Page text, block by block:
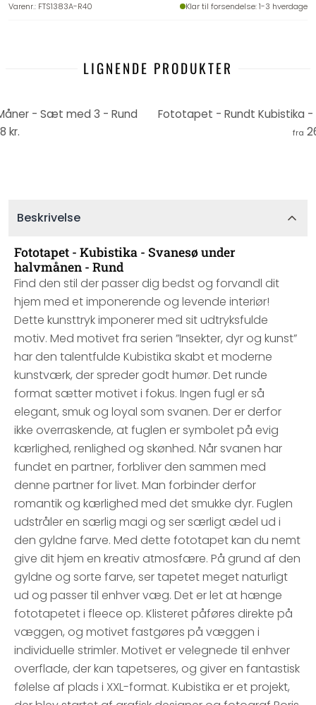
Varenr.: FTS1383A-R40 Klar til forsendelse: 1-3 hverdage
LIGNENDE PRODUKTER
- Sæt med 3 - Rund
kr.
fra
Beskrivelse
Fototapet - Kubistika - Svanesø under
halvmånen - Rund
Find den stil der passer dig bedst og forvandl dit
hjem med et imponerende og levende interiør!
Dette kunsttryk imponerer med sit udtryksfulde
motiv. Med motivet fra serien ”Insekter, dyr og kunst”
har den talentfulde Kubistika skabt et moderne
kunstværk, der spreder godt humør. Det runde
format sætter motivet i fokus. Ingen fugl er så
elegant, smuk og loyal som svanen. Der er derfor
ikke overraskende, at fuglen er symbolet på evig
kærlighed, renlighed og skønhed. Når svanen har
fundet en partner, forbliver den sammen med
denne partner for livet. Man forbinder derfor
romantik og kærlighed med det smukke dyr. Fuglen
udstråler en særlig magi og ser særligt ædel ud i
den gyldne farve. Med dette fototapet kan du nemt
give dit hjem en kreativ atmosfære. På grund af den
gyldne og sorte farve, ser tapetet meget naturligt
ud og passer til enhver væg. Det er let at hænge
fototapetet i fleece op. Klisteret påføres direkte på
væggen, og motivet fastgøres på væggen i
individuelle strimler. Motivet er velegnede til enhver
overflade, der kan tapetseres, og giver en fantastisk
følelse af plads i XXL-format. Kubistika er et projekt,